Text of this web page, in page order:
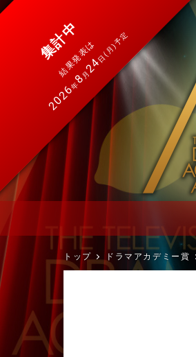
集計中
結果発表は
2026年8月24
日(月)予定
トップ ドラマアカデミー賞